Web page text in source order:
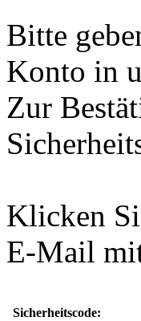
Bitte
Konto in
Zur
Klicken
E-Mail
Sicherheitscode: